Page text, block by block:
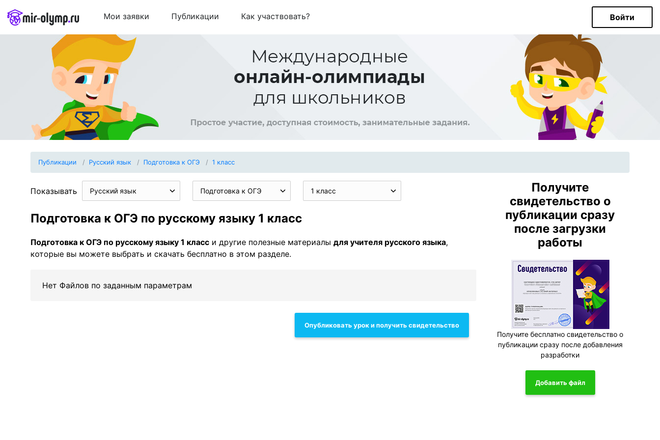
Мои заявки Публикации Как участвовать? Войти
Публикации Русский язык Подготовка к ОГЭ 1 класс
Показывать Русский язык Подготовка к ОГЭ 1 класс
Подготовка к ОГЭ по русскому языку 1 класс
Подготовка к ОГЭ по русскому языку 1 класс и другие полезные материалы для учителя русского языка,
которые вы можете выбрать и скачать бесплатно в этом разделе.
Нет Файлов по заданным параметрам
Опубликовать урок и получить свидетельство
Получите
свидетельство о
публикации сразу
после загрузки
работы
Получите бесплатно свидетельство о
публикации сразу после добавления
разработки
Добавить файл